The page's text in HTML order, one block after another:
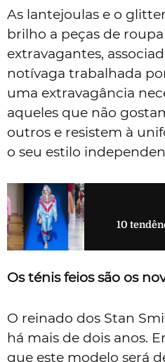
As lantejoulas e o
brilho a peças de
extravagantes,
notívaga trabalhada
uma extravagância
aqueles que não
outros e resistem à
o seu estilo
10
Os ténis feios são os
O reinado dos Stan
há mais de dois anos.
que este modelo será